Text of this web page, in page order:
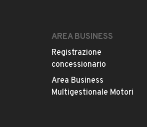
AREA BUSINESS
Registrazione
concessionario
Area Business
Multigestionale Motori